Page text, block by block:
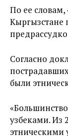
По ее словам,
Кыргызстане
Согласно
были
узбеками. Из
этническими